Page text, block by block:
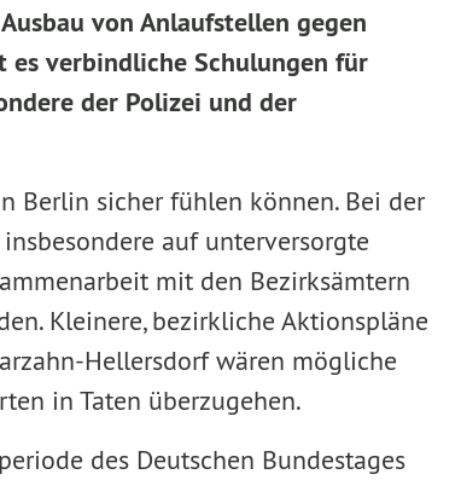
von Anlaufstellen gegen
es verbindliche Schulungen für
der Polizei und der
Berlin sicher fühlen können. Bei der
auf unterversorgte
mit den Bezirksämtern
Kleinere, bezirkliche Aktionspläne
Hellersdorf wären mögliche
in Taten überzugehen.
des Deutschen Bundestages